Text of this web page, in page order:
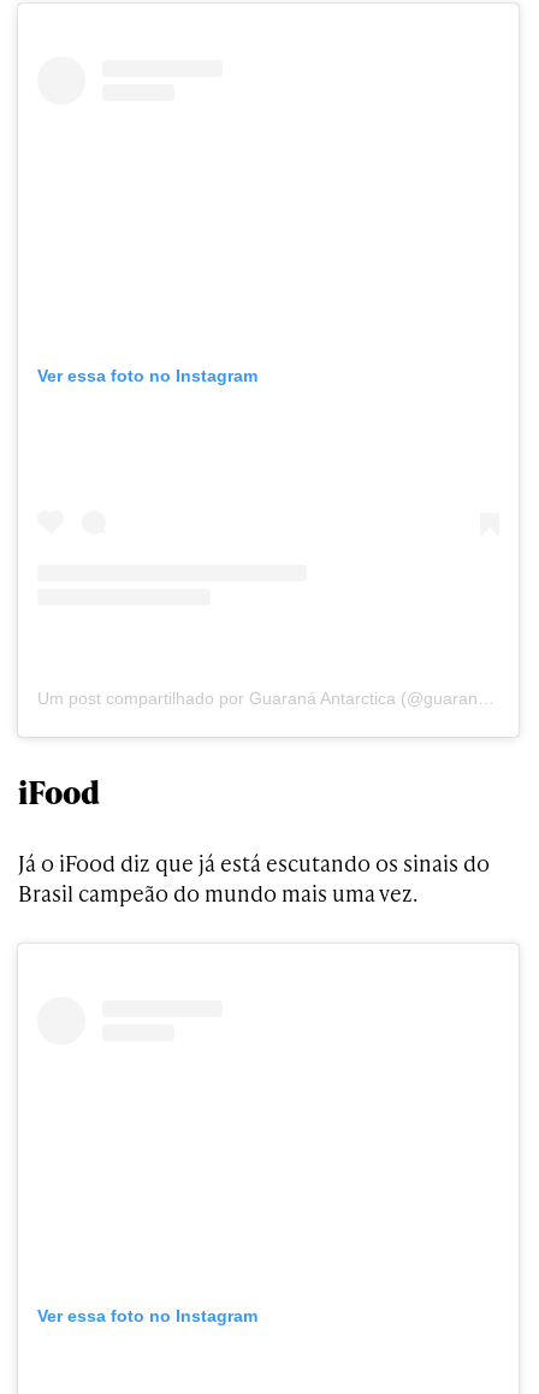
Ver essa foto no Instagram
iFood
Já o iFood diz que já está escutando os sinais do
Brasil campeão do mundo mais uma vez.
Ver essa foto no Instagram